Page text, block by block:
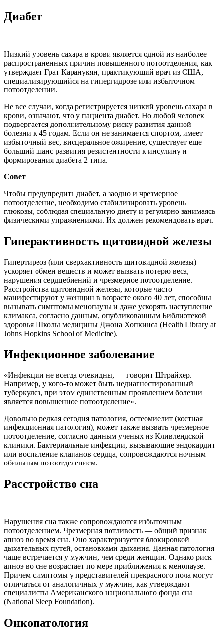
Диабет
Низкий уровень сахара в крови является одной из наиболее
распространенных причин повышенного потоотделения, как
утверждает Грат Каранукян, практикующий врач из США,
специализирующийся на гипергидрозе или избыточном
потоотделении.
Не все случаи, когда регистрируется низкий уровень сахара в
крови, означают, что у пациента диабет. Но любой человек
подвергается дополнительному риску развития данной
болезни к 45 годам. Если он не занимается спортом, имеет
избыточный вес, висцеральное ожирение, существует еще
больший шанс развития резистентности к инсулину и
формирования диабета 2 типа.
Совет
Чтобы предупредить диабет, а заодно и чрезмерное
потоотделение, необходимо стабилизировать уровень
глюкозы, соблюдая специальную диету и регулярно занимаясь
физическими упражнениями. Их должен рекомендовать врач.
Гиперактивность щитовидной железы
Гипертиреоз (или сверхактивность щитовидной железы)
ускоряет обмен веществ и может вызвать потерю веса,
нарушения сердцебиений и чрезмерное потоотделение.
Расстройства щитовидной железы, которые часто
манифестируют у женщин в возрасте около 40 лет, способны
вызывать симптомы менопаузы и даже ускорять наступление
климакса, согласно данным, опубликованным Библиотекой
здоровья Школы медицины Джона Хопкинса (Health Library at
Johns Hopkins School of Medicine).
Инфекционное заболевание
«Инфекции не всегда очевидны, — говорит Штрайхер. —
Например, у кого-то может быть недиагностированный
туберкулез, при этом единственным проявлением болезни
является повышенное потоотделение».
Довольно редкая сегодня патология, остеомиелит (костная
инфекционная патология), может также вызвать чрезмерное
потоотделение, согласно данным ученых из Кливлендской
клиники. Бактериальные инфекции, вызывающие эндокардит
или воспаление клапанов сердца, сопровождаются ночным
обильным потоотделением.
Расстройство сна
Нарушения сна также сопровождаются избыточным
потоотделением. Чрезмерная потливость — общий признак
апноэ во время сна. Оно характеризуется блокировкой
дыхательных путей, остановками дыхания. Данная патология
чаще встречается у мужчин, чем среди женщин. Однако риск
апноэ во сне возрастает по мере приближения к менопаузе.
Причем симптомы у представителей прекрасного пола могут
отличаться от аналогичных у мужчин, как утверждают
специалисты Американского национального фонда сна
(National Sleep Foundation).
Онкопатология